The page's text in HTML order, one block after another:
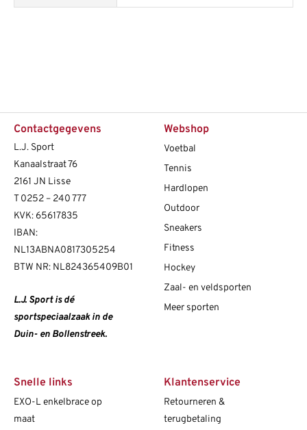
Contactgegevens
L.J. Sport
Kanaalstraat 76
2161 JN Lisse
T0252 – 240 777
KVK: 65617835
IBAN:
NL13ABNA0817305254
BTW NR: NL824365409B01
L.J. Sport is dé
sportspeciaalzaak in de
Duin- en Bollenstreek.
Webshop
Voetbal
Tennis
Hardlopen
Outdoor
Sneakers
Fitness
Hockey
Zaal- en veldsporten
Meer sporten
Snelle links
EXO-L enkelbrace op
maat
Klantenservice
Retourneren &
terugbetaling